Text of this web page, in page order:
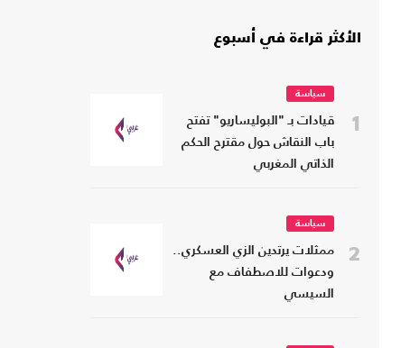
الأكثر قراءة في أسبوع
1
سياسة
قيادات بـ "البوليساريو" تفتح
باب النقاش حول مقترح الحكم
الذاتي المغربي
2
سياسة
ممثلات يرتدين الزي العسكري..
ودعوات للاصطفاف مع
السيسي